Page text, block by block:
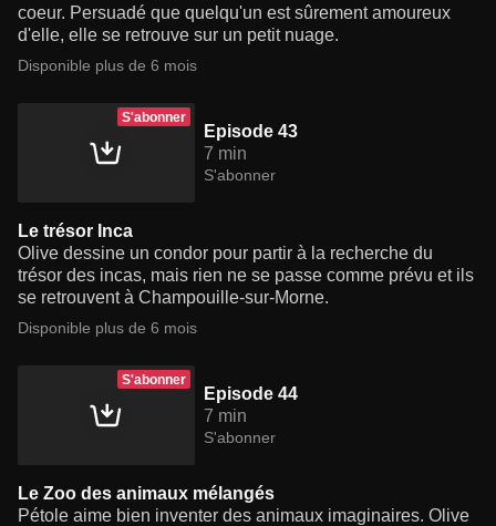
coeur. Persuadé que quelqu'un est sûrement amoureux
d'elle, elle se retrouve sur un petit nuage.
Disponible plus de 6 mois
S'abonner
Episode 43
7 min
S'abonner
Le trésor Inca
Olive dessine un condor pour partir à la recherche du
trésor des incas, mais rien ne se passe comme prévu et ils
se retrouvent à Champouille-sur-Morne.
Disponible plus de 6 mois
S'abonner
Episode 44
7 min
S'abonner
Le Zoo des animaux mélangés
Pétole aime bien inventer des animaux imaginaires. Olive